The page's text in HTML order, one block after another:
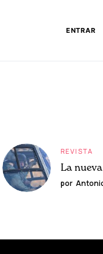
ENTRAR
REVISTA
La
por